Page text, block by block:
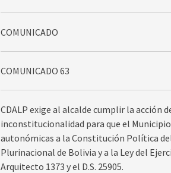
COMUNICADO
COMUNICADO 63
CDALP exige al alcalde cumplir la acción
inconstitucionalidad para que el Municipio
autonómicas a la Constitución Política
Plurinacional de Bolivia y a la Ley del
Arquitecto 1373 y el D.S. 25905.